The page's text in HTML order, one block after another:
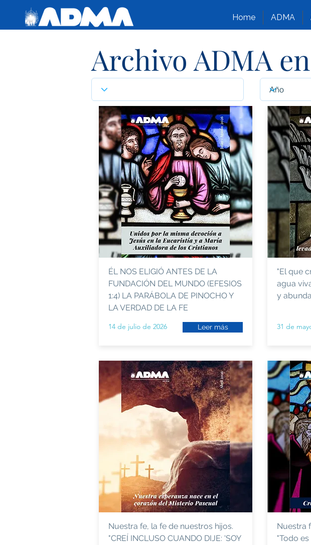
Home ADMA
Archivo ADMA
ÉL NOS ELIGIÓ ANTES DE LA
FUNDACIÓN DEL MUNDO (EFESIOS
1:4) LA PARÁBOLA DE PINOCHO Y
LA VERDAD DE LA FE
14 de julio de 2026 Leer más
Nuestra fe, la fe de nuestros hijos.
"CREÍ INCLUSO CUANDO DIJE: 'SOY
"El que
agua
y
31 de
Nuestra
"Todo